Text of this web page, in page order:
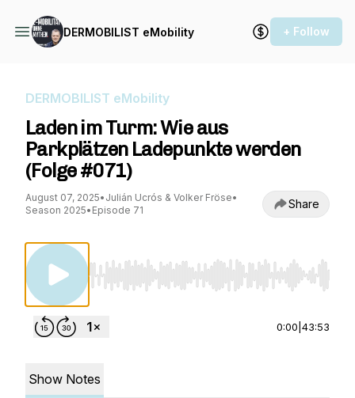
DERMOBILIST eMobility + Follow
DERMOBILIST eMobility
Laden im Turm: Wie aus
Parkplätzen Ladepunkte werden
(Folge #071)
August 07, 2025• Julián Ucrós & Volker Fröse•
Season 2025• Episode 71 Share
Use Left/Right to seek, Home/End to jump
0:00 43:53
Show Notes